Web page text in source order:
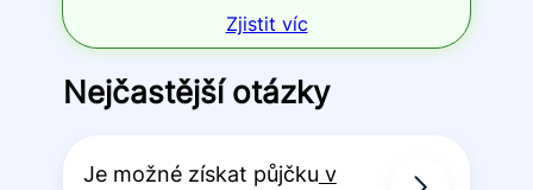
Zjistit víc
Nejčastější otázky
Je možné získat půjčku v